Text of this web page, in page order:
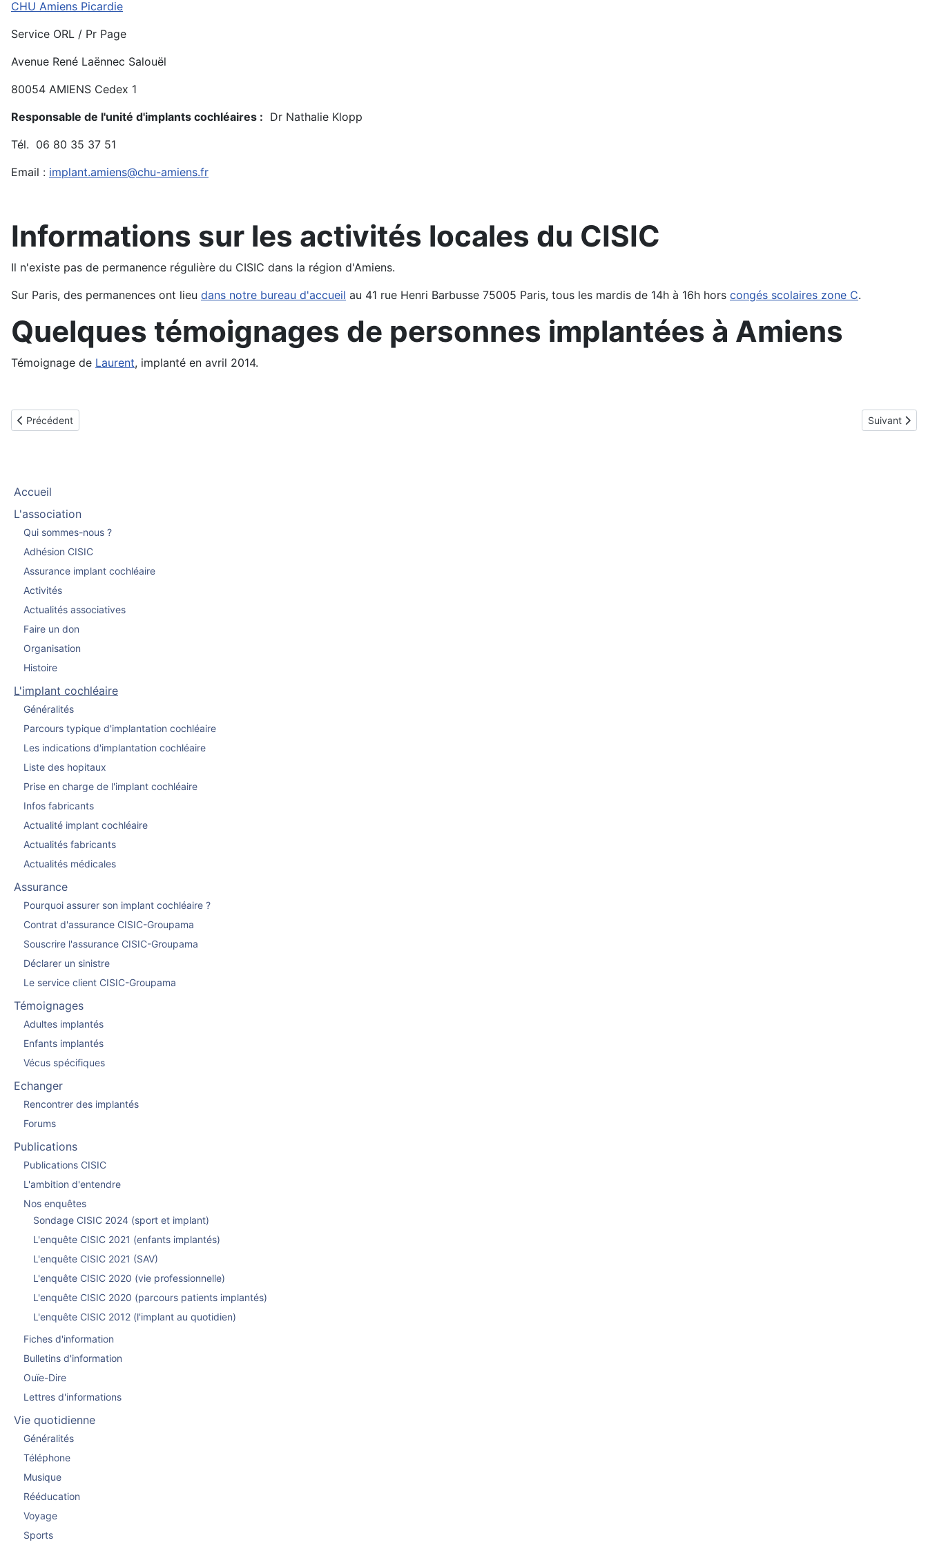
CHU Amiens Picardie
Service ORL / Pr Page
Avenue René Laënnec Salouël
80054 AMIENS Cedex 1
Responsable de l'unité d'implants cochléaires : Dr Nathalie Klopp
Tél. 06 80 35 37 51
Email : implant.amiens@chu-amiens.fr
Informations sur les activités locales du CISIC
Il n'existe pas de permanence régulière du CISIC dans la région d'Amiens.
Sur Paris, des permanences ont lieu dans notre bureau d'accueil au 41 rue Henri Barbusse 75005 Paris, tous les mardis de 14h à 16h hors congés scolaires zone C.
Quelques témoignages de personnes implantées à Amiens
Témoignage de Laurent, implanté en avril 2014.
Article précédent : Annecy
Précédent Article
Suivant
Accueil
L'association
Qui sommes-nous ?
Adhésion CISIC
Assurance implant cochléaire
Activités
Actualités associatives
Faire un don
Organisation
Histoire
L'implant cochléaire
Généralités
Parcours typique d'implantation cochléaire
Les indications d'implantation cochléaire
Liste des hopitaux
Prise en charge de l'implant cochléaire
Infos fabricants
Actualité implant cochléaire
Actualités fabricants
Actualités médicales
Assurance
Pourquoi assurer son implant cochléaire ?
Contrat d'assurance CISIC-Groupama
Souscrire l'assurance CISIC-Groupama
Déclarer un sinistre
Le service client CISIC-Groupama
Témoignages
Adultes implantés
Enfants implantés
Vécus spécifiques
Echanger
Rencontrer des implantés
Forums
Publications
Publications CISIC
L'ambition d'entendre
Nos enquêtes
Sondage CISIC 2024 (sport et implant)
L'enquête CISIC 2021 (enfants implantés)
L'enquête CISIC 2021 (SAV)
L'enquête CISIC 2020 (vie professionnelle)
L'enquête CISIC 2020 (parcours patients implantés)
L'enquête CISIC 2012 (l'implant au quotidien)
Fiches d'information
Bulletins d'information
Ouïe-Dire
Lettres d'informations
Vie quotidienne
Généralités
Téléphone
Musique
Rééducation
Voyage
Sports